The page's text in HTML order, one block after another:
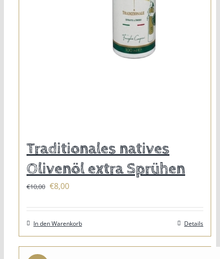
Traditionales natives
Olivenöl extra Sprühen
€10,00 Ursprünglicher
war:
€10,00
€8,00Aktueller
ist:
€8,00.
In den Warenkorb Details